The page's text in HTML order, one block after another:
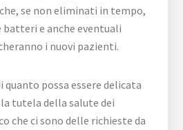
se non eliminati in tempo,
batteri e anche eventuali
i nuovi pazienti.
quanto possa essere delicata
la tutela della salute dei
che ci sono delle richieste da